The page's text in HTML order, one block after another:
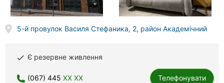
5-й провулок Василя Стефаника, 2, район Академічний
done Є резервне живлення
(067) 445 XX XX Телефонувати